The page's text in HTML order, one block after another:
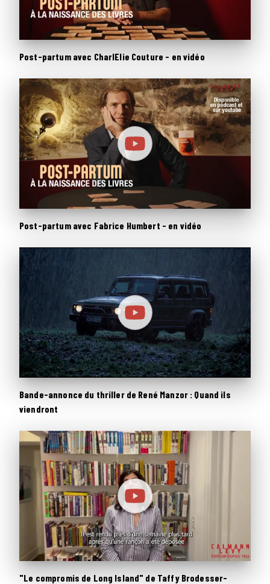
Post-partum avec CharlElie Couture - en vidéo
Post-partum avec Fabrice Humbert - en vidéo
Bande-annonce du thriller de René Manzor : Quand ils
viendront
"Le compromis de Long Island" de Taffy Brodesser-